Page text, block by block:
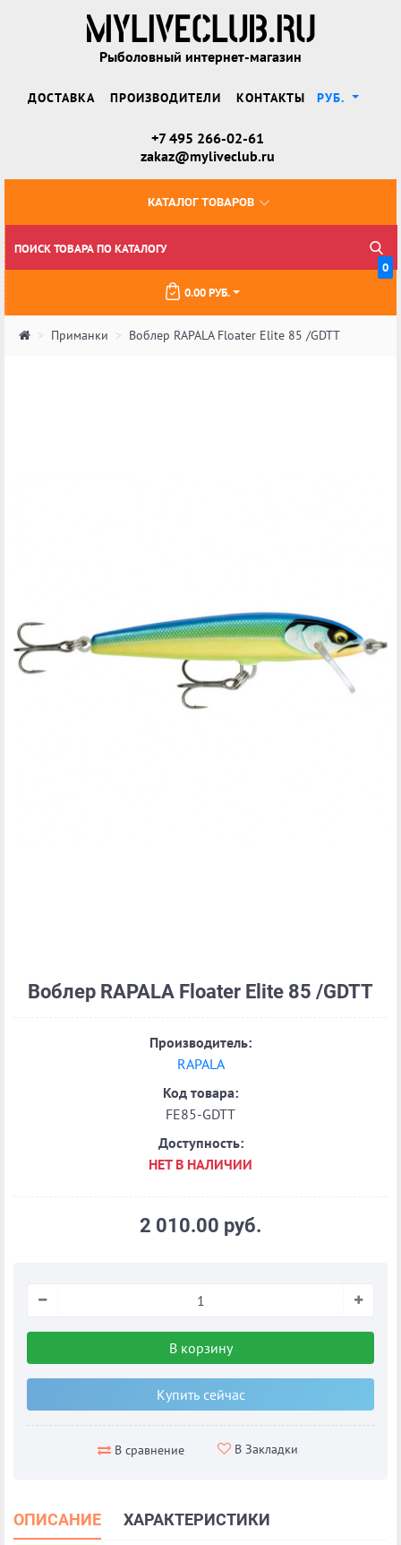
Рыболовный интернет-магазин
ДОСТАВКА ПРОИЗВОДИТЕЛИ КОНТАКТЫ РУБ.
+7 495 266-02-61
zakaz@myliveclub.ru
КАТАЛОГ ТОВАРОВ
0
0.00 РУБ.
Приманки Воблер RAPALA Floater Elite 85 /GDTT
Воблер RAPALA Floater Elite 85 /GDTT
Производитель:
RAPALA
Код товара:
FE85-GDTT
Доступность:
НЕТ В НАЛИЧИИ
2 010.00 руб.
В корзину
Купить сейчас
В сравнение В Закладки
ОПИСАНИЕ ХАРАКТЕРИСТИКИ